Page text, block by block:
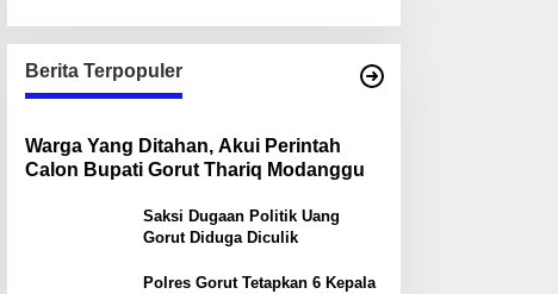
Berita Terpopuler
Warga Yang Ditahan, Akui Perintah
Calon Bupati Gorut Thariq Modanggu
Saksi Dugaan Politik Uang
Gorut Diduga Diculik
Polres Gorut Tetapkan 6 Kepala